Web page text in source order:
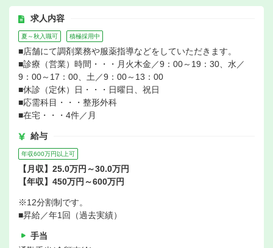
求人内容
夏～秋入職可 積極採用中
■店舗にて調剤業務や服薬指導などをしていただきます。
■診療（営業）時間・・・月火木金／9：00～19：30、水／
9：00～17：00、土／9：00～13：00
■休診（定休）日・・・日曜日、祝日
■応需科目・・・整形外科
■在宅・・・4件／月
給与
年収600万円以上可
【月収】25.0万円～30.0万円
【年収】450万円～600万円
※12分割制です。
■昇給／年1回（過去実績）
手当